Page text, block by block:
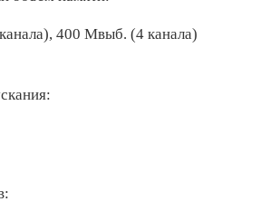
400 Мвыб. (4 канала)